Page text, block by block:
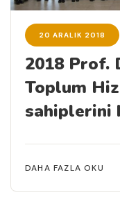
20 ARALIK 2018
2018 Prof.
Toplum
sahiplerini
DAHA FAZLA OKU